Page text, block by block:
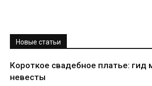
Новые статьи
Короткое свадебное платье: гид
невесты